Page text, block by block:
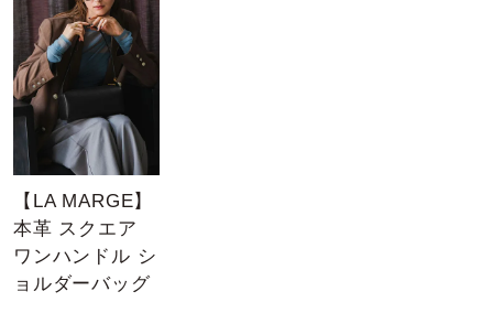
【LA MARGE】
本革 スクエア
ワンハンドル シ
ョルダーバッグ